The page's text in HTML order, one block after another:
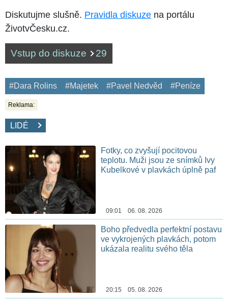
Diskutujme slušně. Pravidla diskuze na portálu
ŽivotvČesku.cz.
Vstup do diskuze 29
#Dara Rolins #Majetek #Pavel Nedvěd #Peníze
Reklama:
LIDÉ
Fotky, co zvyšují pocitovou
teplotu. Muži jsou ze snímků Ivy
Kubelkové v plavkách úplně paf
09:01 06. 08. 2026
Boho předvedla perfektní postavu
ve vykrojených plavkách, potom
ukázala realitu svého těla
20:15 05. 08. 2026